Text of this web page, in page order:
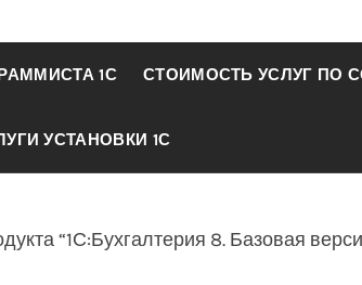
1С СТОИМОСТЬ УСЛУГ ПО
УСТАНОВКИ 1С
“1С:Бухгалтерия 8. Базовая